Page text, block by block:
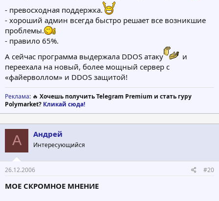
- превосходная поддержка.
- хороший админ всегда быстро решает все возникшие
проблемы.
- правило 65%.
А сейчас программа выдержала DDOS атаку
и
переехала на новый, более мощный сервер с
«файерволлом» и DDOS защитой!
Реклама: 🔥 Хочешь получить Telegram Premium и стать гуру
Polymarket? Кликай сюда!
А Андрей
Интересующийся
26.12.2006 #20
МОЕ СКРОМНОЕ МНЕНИЕ